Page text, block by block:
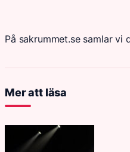
På sakrummet.se samlar
Mer att läsa